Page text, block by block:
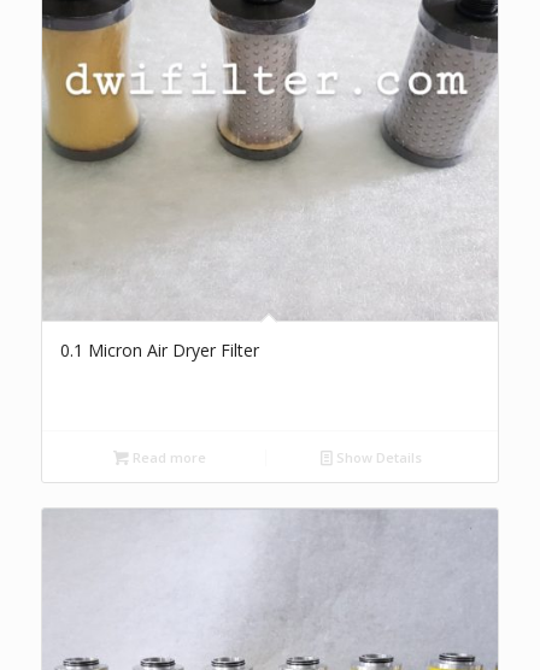
0.1 Micron Air Dryer Filter
Read more Show Details